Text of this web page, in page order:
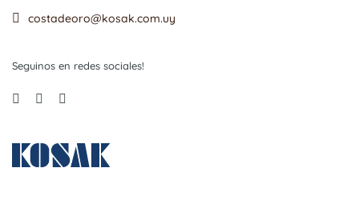
costadeoro@kosak.com.uy
Seguinos en redes sociales!